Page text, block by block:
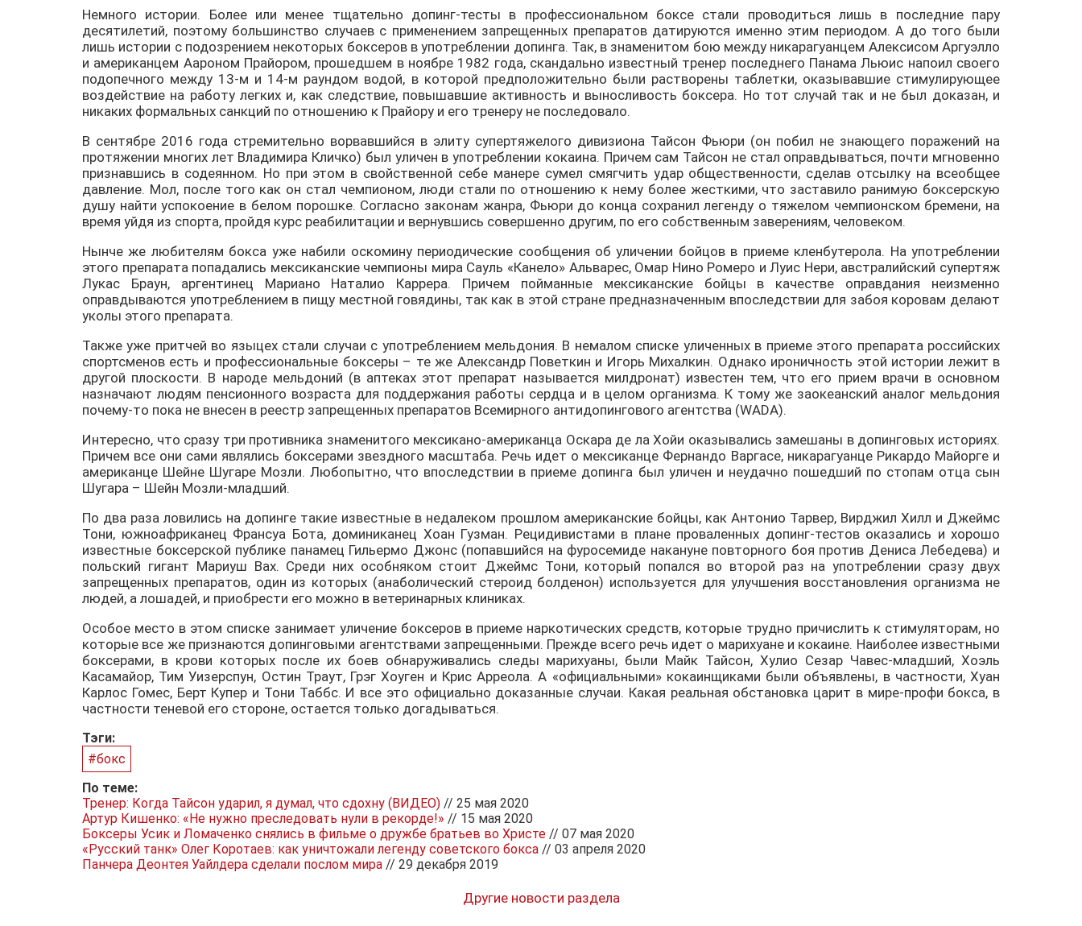
Немного истории. Более или менее тщательно допинг-тесты в профессиональном боксе стали проводиться лишь в последние пару
десятилетий, поэтому большинство случаев с применением запрещенных препаратов датируются именно этим периодом. А до того были
лишь истории с подозрением некоторых боксеров в употреблении допинга. Так, в знаменитом бою между никарагуанцем Алексисом Аргуэлло
и американцем Аароном Прайором, прошедшем в ноябре 1982 года, скандально известный тренер последнего Панама Льюис напоил своего
подопечного между 13-м и 14-м раундом водой, в которой предположительно были растворены таблетки, оказывавшие стимулирующее
воздействие на работу легких и, как следствие, повышавшие активность и выносливость боксера. Но тот случай так и не был доказан, и
никаких формальных санкций по отношению к Прайору и его тренеру не последовало.
В сентябре 2016 года стремительно ворвавшийся в элиту супертяжелого дивизиона Тайсон Фьюри (он побил не знающего поражений на
протяжении многих лет Владимира Кличко) был уличен в употреблении кокаина. Причем сам Тайсон не стал оправдываться, почти мгновенно
признавшись в содеянном. Но при этом в свойственной себе манере сумел смягчить удар общественности, сделав отсылку на всеобщее
давление. Мол, после того как он стал чемпионом, люди стали по отношению к нему более жесткими, что заставило ранимую боксерскую
душу найти успокоение в белом порошке. Согласно законам жанра, Фьюри до конца сохранил легенду о тяжелом чемпионском бремени, на
время уйдя из спорта, пройдя курс реабилитации и вернувшись совершенно другим, по его собственным заверениям, человеком.
Нынче же любителям бокса уже набили оскомину периодические сообщения об уличении бойцов в приеме кленбутерола. На употреблении
этого препарата попадались мексиканские чемпионы мира Сауль «Канело» Альварес, Омар Нино Ромеро и Луис Нери, австралийский супертяж
Лукас Браун, аргентинец Мариано Наталио Каррера. Причем пойманные мексиканские бойцы в качестве оправдания неизменно
оправдываются употреблением в пищу местной говядины, так как в этой стране предназначенным впоследствии для забоя коровам делают
уколы этого препарата.
Также уже притчей во языцех стали случаи с употреблением мельдония. В немалом списке уличенных в приеме этого препарата российских
спортсменов есть и профессиональные боксеры – те же Александр Поветкин и Игорь Михалкин. Однако ироничность этой истории лежит в
другой плоскости. В народе мельдоний (в аптеках этот препарат называется милдронат) известен тем, что его прием врачи в основном
назначают людям пенсионного возраста для поддержания работы сердца и в целом организма. К тому же заокеанский аналог мельдония
почему-то пока не внесен в реестр запрещенных препаратов Всемирного антидопингового агентства (WADA).
Интересно, что сразу три противника знаменитого мексикано-американца Оскара де ла Хойи оказывались замешаны в допинговых историях.
Причем все они сами являлись боксерами звездного масштаба. Речь идет о мексиканце Фернандо Варгасе, никарагуанце Рикардо Майорге и
американце Шейне Шугаре Мозли. Любопытно, что впоследствии в приеме допинга был уличен и неудачно пошедший по стопам отца сын
Шугара – Шейн Мозли-младший.
По два раза ловились на допинге такие известные в недалеком прошлом американские бойцы, как Антонио Тарвер, Вирджил Хилл и Джеймс
Тони, южноафриканец Франсуа Бота, доминиканец Хоан Гузман. Рецидивистами в плане проваленных допинг-тестов оказались и хорошо
известные боксерской публике панамец Гильермо Джонс (попавшийся на фуросемиде накануне повторного боя против Дениса Лебедева) и
польский гигант Мариуш Вах. Среди них особняком стоит Джеймс Тони, который попался во второй раз на употреблении сразу двух
запрещенных препаратов, один из которых (анаболический стероид болденон) используется для улучшения восстановления организма не
людей, а лошадей, и приобрести его можно в ветеринарных клиниках.
Особое место в этом списке занимает уличение боксеров в приеме наркотических средств, которые трудно причислить к стимуляторам, но
которые все же признаются допинговыми агентствами запрещенными. Прежде всего речь идет о марихуане и кокаине. Наиболее известными
боксерами, в крови которых после их боев обнаруживались следы марихуаны, были Майк Тайсон, Хулио Сезар Чавес-младший, Хоэль
Касамайор, Тим Уизерспун, Остин Траут, Грэг Хоуген и Крис Арреола. А «официальными» кокаинщиками были объявлены, в частности, Хуан
Карлос Гомес, Берт Купер и Тони Таббс. И все это официально доказанные случаи. Какая реальная обстановка царит в мире-профи бокса, в
частности теневой его стороне, остается только догадываться.
Тэги:
#бокс
По теме:
Тренер: Когда Тайсон ударил, я думал, что сдохну (ВИДЕО) // 25 мая 2020
Артур Кишенко: «Не нужно преследовать нули в рекорде!» // 15 мая 2020
Боксеры Усик и Ломаченко снялись в фильме о дружбе братьев во Христе // 07 мая 2020
«Русский танк» Олег Коротаев: как уничтожали легенду советского бокса // 03 апреля 2020
Панчера Деонтея Уайлдера сделали послом мира // 29 декабря 2019
Другие новости раздела